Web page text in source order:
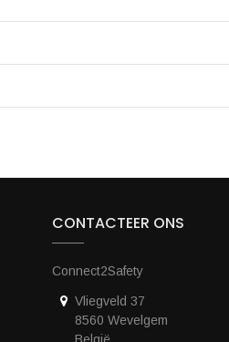
CONTACTEER ONS
Connect2Safety
Vliegveld 37
8560 Wevelgem